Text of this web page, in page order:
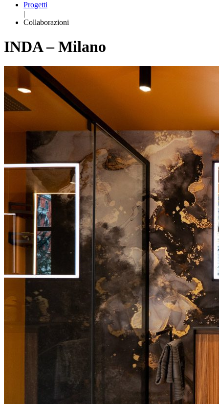
Progetti
|
Collaborazioni
INDA – Milano